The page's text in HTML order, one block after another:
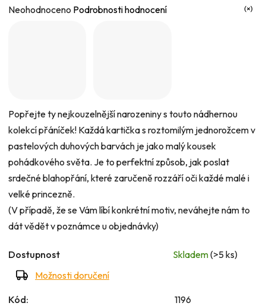
Popřejte ty nejkouzelnější narozeniny s touto nádhernou
kolekcí přáníček! Každá kartička s roztomilým jednorožcem v
pastelových duhových barvách je jako malý kousek
pohádkového světa. Je to perfektní způsob, jak poslat
srdečné blahopřání, které zaručeně rozzáří oči každé malé i
velké princezně.
(V případě, že se Vám líbí konkrétní motiv, neváhejte nám to
dát vědět v poznámce u objednávky)
Dostupnost Skladem(>5 ks)
Možnosti doručení
Kód: 1196
Průměrné
hvězdiček.
Neohodnoceno Podrobnosti hodnocení